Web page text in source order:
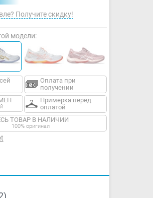
Получите скидку!
модели:
Оплата при
получении
Примерка перед
оплатой
ТОВАР В НАЛИЧИИ
100% оригинал